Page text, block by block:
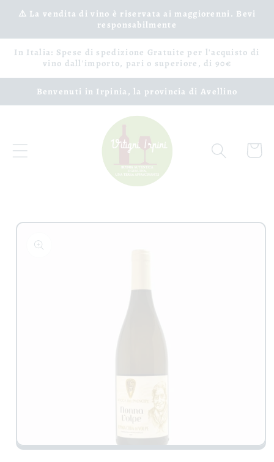
Vai
direttamente
⚠️ La vendita di vino è riservata ai maggiorenni. Bevi
responsabilmente
In Italia: Spese di spedizione Gratuite per l'acquisto di
vino dall'importo, pari o superiore, di 90€
Benvenuti in Irpinia, la provincia di Avellino
Carrello
Passa alle
informazioni
sul prodotto
Apri